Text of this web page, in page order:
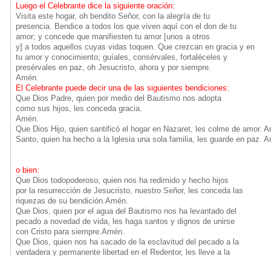
Luego el Celebrante dice la siguiente oración:
Visita este hogar, oh bendito Señor, con la alegría de tu
presencia. Bendice a todos los que viven aquí con el don de tu
amor; y concede que manifiesten tu amor [unos a otros
y] a todos aquellos cuyas vidas toquen. Que crezcan en gracia y en
tu amor y conocimiento; guíales, consérvales, fortaléceles y
presérvales en paz, oh Jesucristo, ahora y por siempre.
Amén.
El Celebrante puede decir una de las siguientes bendiciones:
Que Dios Padre, quien por medio del Bautismo nos adopta
como sus hijos, les conceda gracia.
Amén.
Que Dios Hijo, quien santificó el hogar en Nazaret, les colme de amor.
Santo, quien ha hecho a la Iglesia una sola familia, les guarde en paz.
o bien:
Que Dios todopoderoso, quien nos ha redimido y hecho hijos
por la resurrección de Jesucristo, nuestro Señor, les conceda las
riquezas de su bendición.Amén.
Que Dios, quien por el agua del Bautismo nos ha levantado del
pecado a novedad de vida, les haga santos y dignos de unirse
con Cristo para siempre.Amén.
Que Dios, quien nos ha sacado de la esclavitud del pecado a la
verdadera y permanente libertad en el Redentor, les lleve a la